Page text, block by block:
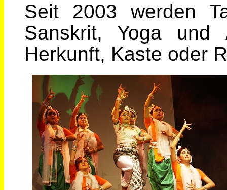
Seit 2003 werden
Sanskrit, Yoga und
Herkunft, Kaste oder